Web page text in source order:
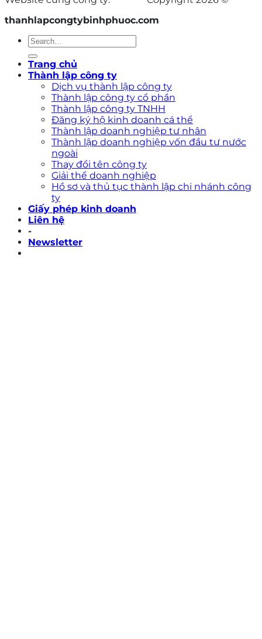
thanhlapcongtybinhphuoc.com
Trang chủ
Thành lập công ty
Dịch vụ thành lập công ty
Thành lập công ty cổ phần
Thành lập công ty TNHH
Đăng ký hộ kinh doanh cá thể
Thành lập doanh nghiệp tư nhân
Thành lập doanh nghiệp vốn đầu tư nước
ngoài
Thay đổi tên công ty
Giải thể doanh nghiệp
Hồ sơ và thủ tục thành lập chi nhánh công
ty
Giấy phép kinh doanh
Liên hệ
-
Newsletter